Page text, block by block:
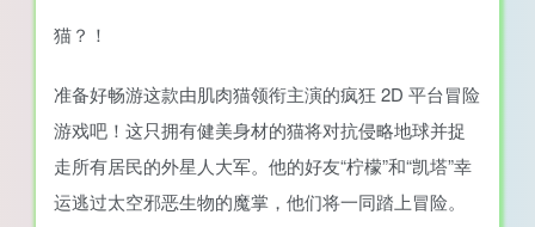
猫？！
准备好畅游这款由肌肉猫领衔主演的疯狂 2D 平台冒险
游戏吧！这只拥有健美身材的猫将对抗侵略地球并捉
走所有居民的外星人大军。他的好友“柠檬”和“凯塔”幸
运逃过太空邪恶生物的魔掌，他们将一同踏上冒险。